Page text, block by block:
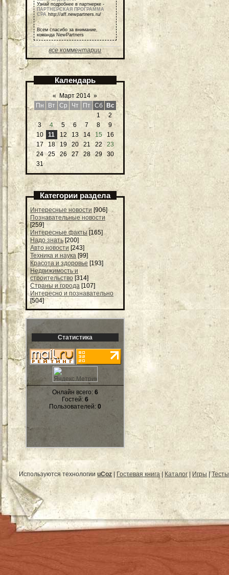
Узнай подробнее в партнерке -
ПАРТНЕРСКАЯ ПРОГРАММА
СРАhttp://aff.newpartners.ru/
Всем спасибо за внимание,
команда NewPartners
все комментарии
Календарь
« Март 2014 »
Пн
Вт Ср Чт Пт Сб
Вс
1
2
3
4 5 6 7 8
9
10
11 12 13 14 15
16
17
18 19 20 21 22
23
24
25 26 27 28 29
30
31
Категории раздела
Интересные новости [906]
Познавательные новости
[259]
Интересные факты [165]
Надо знать [200]
Авто новости [243]
Техника и наука [99]
Красота и здоровье [193]
Недвижимость и
строительство [314]
Страны и города [107]
Интересно и познавательно
[504]
Статистика
Онлайн всего: 6
Гостей: 6
Пользователей: 0
Используются технологии uCoz Гостевая книга| Каталог Игры |Тесты